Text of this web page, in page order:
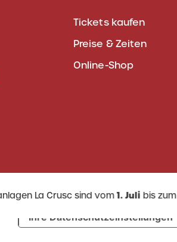
La Crusc sind vom1. Juli bis zum
Tickets kaufen
Preise & Zeiten
Online-Shop
Ihre Datenschutzeinstellungen